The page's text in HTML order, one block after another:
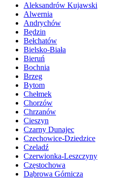
Aleksandrów Kujawski
Alwernia
Andrychów
Będzin
Bełchatów
Bielsko-Biała
Bieruń
Bochnia
Brzeg
Bytom
Chełmek
Chorzów
Chrzanów
Cieszyn
Czarny Dunajec
Czechowice-Dziedzice
Czeladź
Czerwionka-Leszczyny
Częstochowa
Dąbrowa Górnicza